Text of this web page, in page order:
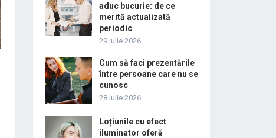
aduc bucurie: de ce
merită actualizată
periodic
29 iulie 2026
Cum să faci prezentările
între persoane care nu se
cunosc
28 iulie 2026
Loțiunile cu efect
iluminator oferă